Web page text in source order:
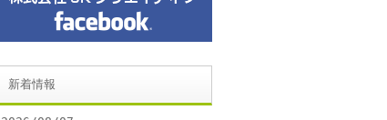
新着情報